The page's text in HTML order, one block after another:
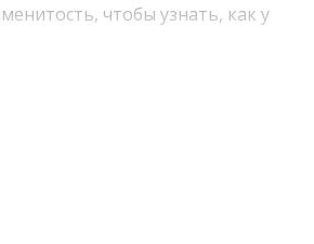
чтобы узнать, как у
его творческие планы и